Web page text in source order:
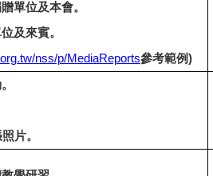
單位及本會。
及來賓。
nss/p/MediaReports參考範例)
片。